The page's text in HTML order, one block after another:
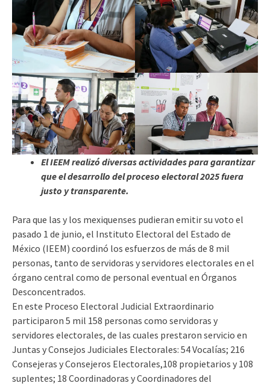
El IEEM realizó diversas actividades para garantizar
que el desarrollo del proceso electoral 2025 fuera
justo y transparente.
Para que las y los mexiquenses pudieran emitir su voto el
pasado 1 de junio, el Instituto Electoral del Estado de
México (IEEM) coordinó los esfuerzos de más de 8 mil
personas, tanto de servidoras y servidores electorales en el
órgano central como de personal eventual en Órganos
Desconcentrados.
En este Proceso Electoral Judicial Extraordinario
participaron 5 mil 158 personas como servidoras y
servidores electorales, de las cuales prestaron servicio en
Juntas y Consejos Judiciales Electorales: 54 Vocalías; 216
Consejeras y Consejeros Electorales,108 propietarios y 108
suplentes; 18 Coordinadoras y Coordinadores del